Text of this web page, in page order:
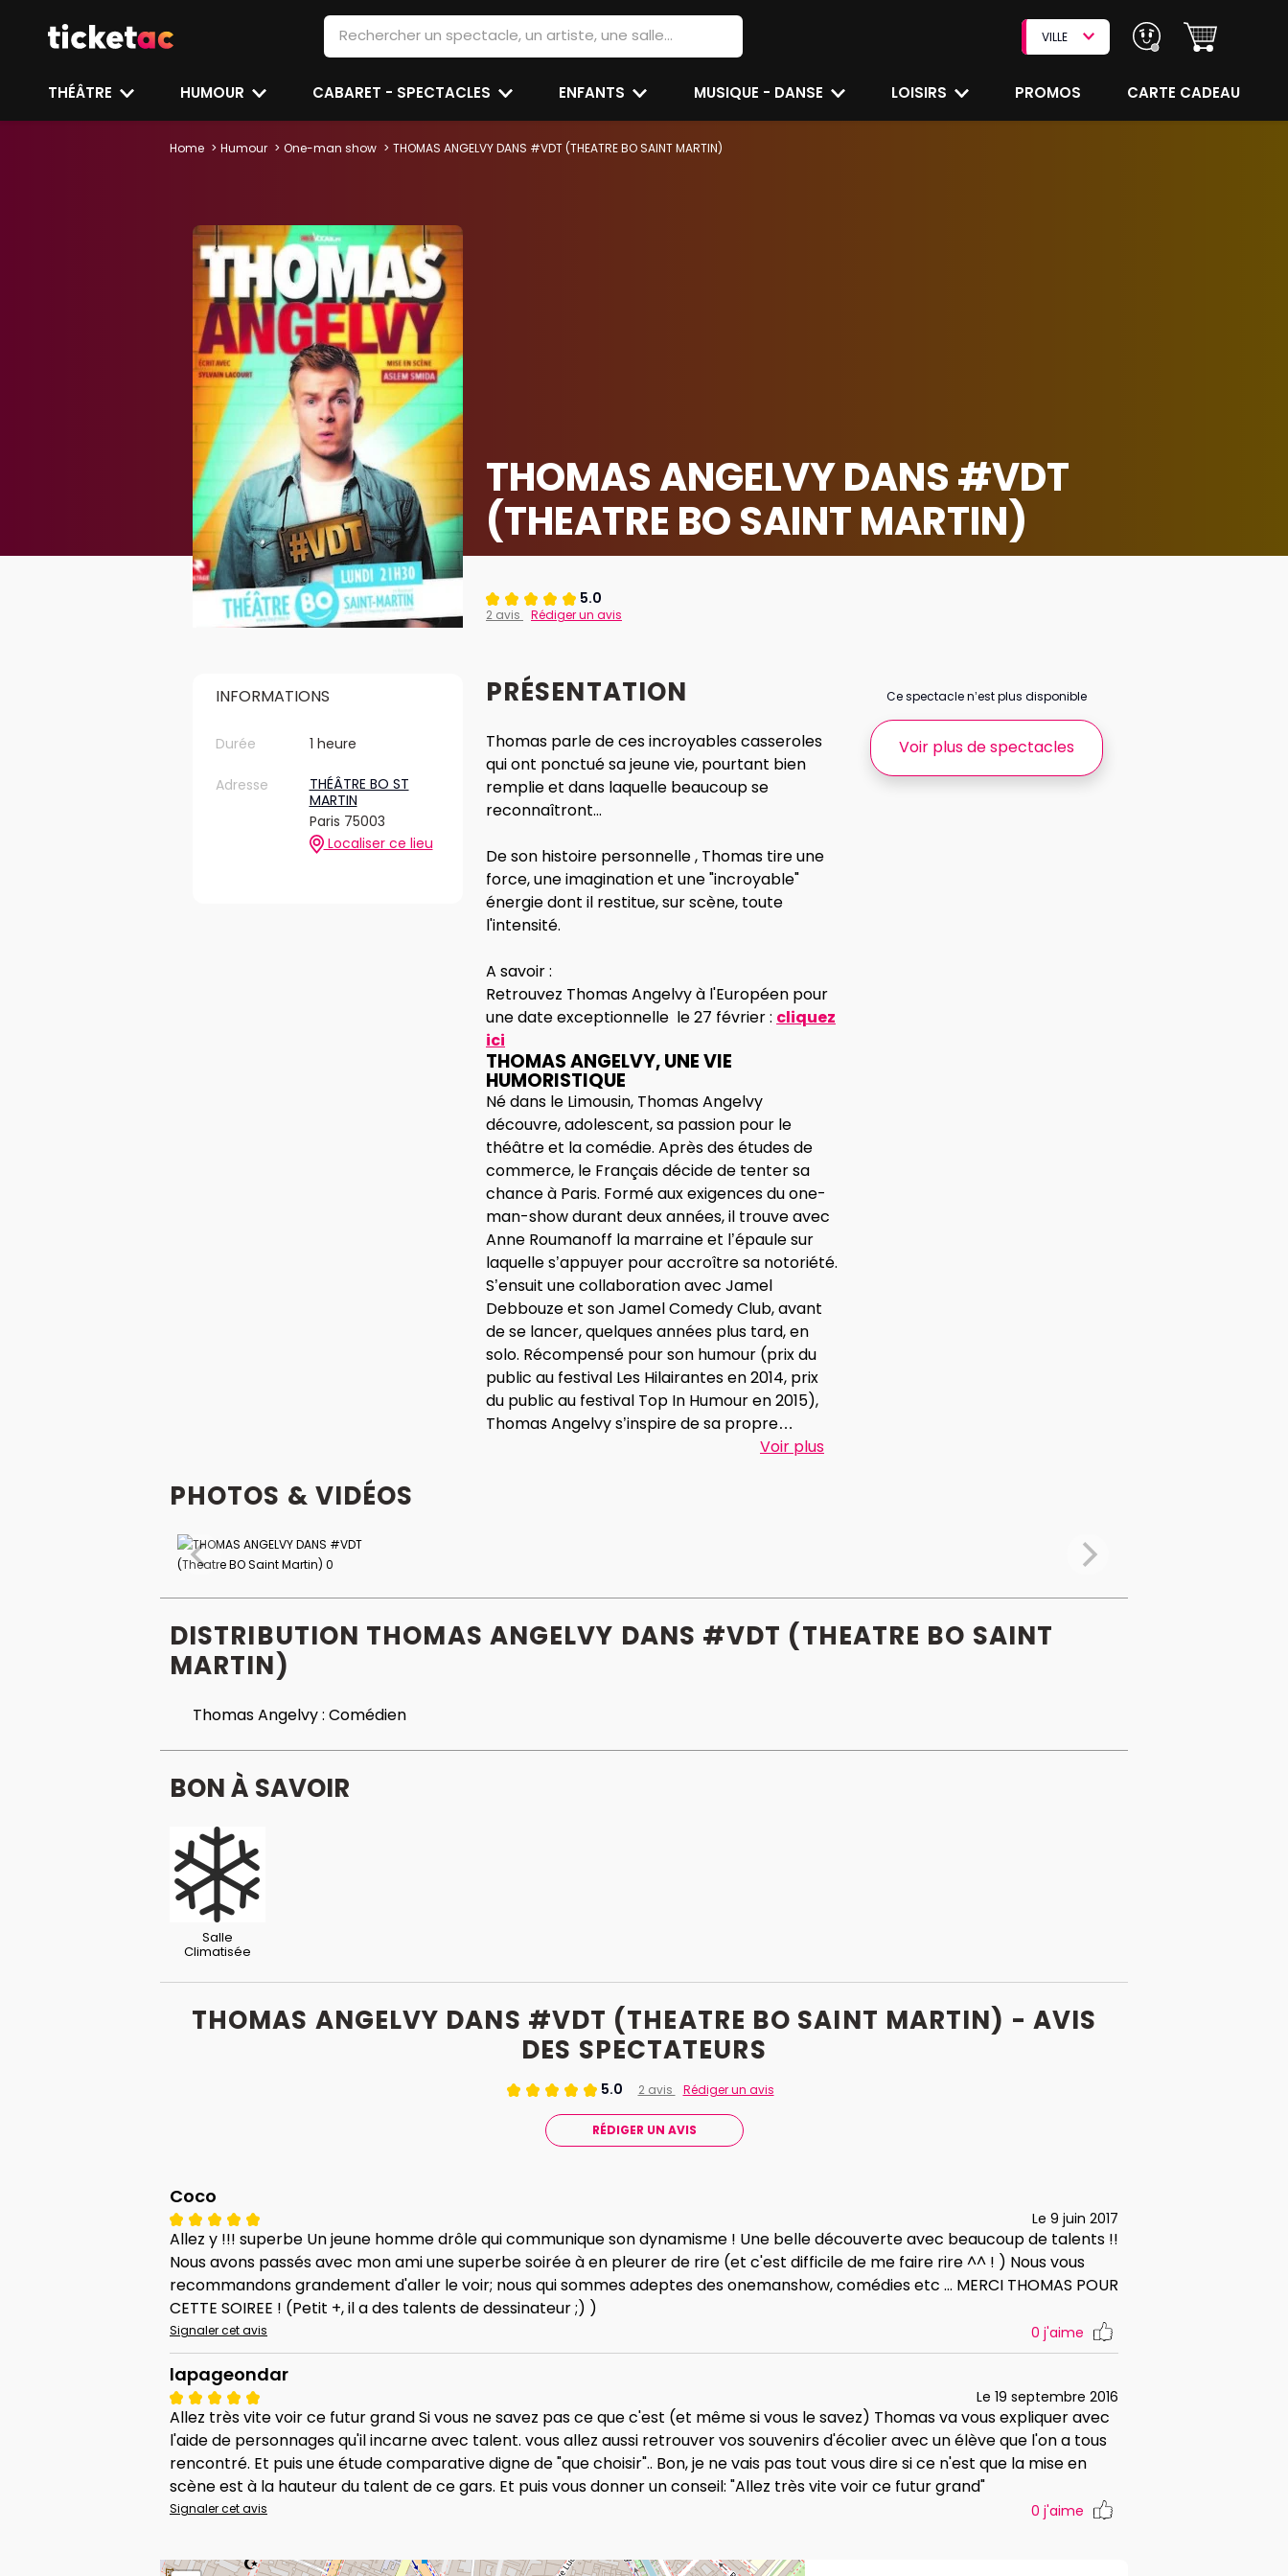
VILLE
THÉÂTRE HUMOUR CABARET - SPECTACLES ENFANTS MUSIQUE - DANSE LOISIRS PROMOS CARTE CADEAU
Home Humour One-man show THOMAS ANGELVY DANS #VDT (THEATRE BO SAINT MARTIN)
THOMAS ANGELVY DANS #VDT
(THEATRE BO SAINT MARTIN)
5.0
2 avis Rédiger un avis
INFORMATIONS
Durée 1 heure
Adresse
THÉÂTRE BO ST
MARTIN
Paris 75003
Localiser ce lieu
PRÉSENTATION
Thomas parle de ces incroyables casseroles
qui ont ponctué sa jeune vie, pourtant bien
remplie et dans laquelle beaucoup se
reconnaîtront...
De son histoire personnelle , Thomas tire une
force, une imagination et une "incroyable"
énergie dont il restitue, sur scène, toute
l'intensité.
A savoir :
Retrouvez Thomas Angelvy à l'Européen pour
une date exceptionnelle le 27 février : cliquez
ici
THOMAS ANGELVY, UNE VIE
HUMORISTIQUE
Né dans le Limousin, Thomas Angelvy
découvre, adolescent, sa passion pour le
théâtre et la comédie. Après des études de
commerce, le Français décide de tenter sa
chance à Paris. Formé aux exigences du one-
man-show durant deux années, il trouve avec
Anne Roumanoff la marraine et l’épaule sur
laquelle s’appuyer pour accroître sa notoriété.
S’ensuit une collaboration avec Jamel
Debbouze et son Jamel Comedy Club, avant
de se lancer, quelques années plus tard, en
solo. Récompensé pour son humour (prix du
public au festival Les Hilairantes en 2014, prix
du public au festival Top In Humour en 2015),
Thomas Angelvy s’inspire de sa propre
existence pour livrer un one-man-show à son
Voir plus
Ce spectacle n’est plus disponible
Voir plus de spectacles
PHOTOS & VIDÉOS
DISTRIBUTION THOMAS ANGELVY DANS #VDT (THEATRE BO SAINT
MARTIN)
Thomas Angelvy : Comédien
BON À SAVOIR
Salle
Climatisée
THOMAS ANGELVY DANS #VDT (THEATRE BO SAINT MARTIN) - AVIS
DES SPECTATEURS
5.0 2 avis Rédiger un avis
RÉDIGER UN AVIS
Coco
Le 9 juin 2017
Allez y !!! superbe Un jeune homme drôle qui communique son dynamisme ! Une belle découverte avec beaucoup de talents !!
Nous avons passés avec mon ami une superbe soirée à en pleurer de rire (et c'est difficile de me faire rire ^^ ! ) Nous vous
recommandons grandement d'aller le voir; nous qui sommes adeptes des onemanshow, comédies etc ... MERCI THOMAS POUR
CETTE SOIREE ! (Petit +, il a des talents de dessinateur ;) )
Signaler cet avis 0 j'aime
lapageondar
Le 19 septembre 2016
Allez très vite voir ce futur grand Si vous ne savez pas ce que c'est (et même si vous le savez) Thomas va vous expliquer avec
l'aide de personnages qu'il incarne avec talent. vous allez aussi retrouver vos souvenirs d'écolier avec un élève que l'on a tous
rencontré. Et puis une étude comparative digne de "que choisir".. Bon, je ne vais pas tout vous dire si ce n'est que la mise en
scène est à la hauteur du talent de ce gars. Et puis vous donner un conseil: "Allez très vite voir ce futur grand"
Signaler cet avis 0 j'aime